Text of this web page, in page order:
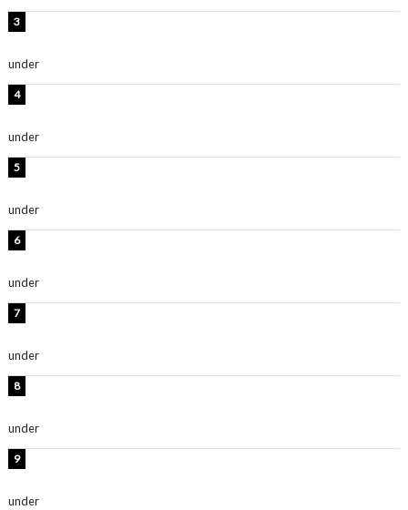
under
under
under
under
under
under
under